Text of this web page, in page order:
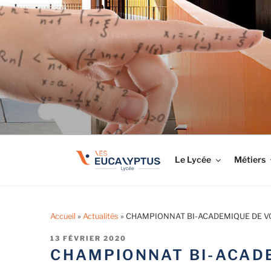
Aller
principal
LYCÉE LES
Tout savoir sur le lycée professionnel
Le Lycée Métiers
Accueil »Actualités »CHAMPIONNAT BI-ACADEMIQUE DE
PUBLIÉ
LE
13 FÉVRIER 2020
CHAMPIONNAT BI-